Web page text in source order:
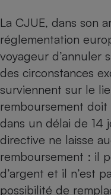
La CJUE, dans son
réglementation
voyageur d’annuler
des circonstances
surviennent sur le
remboursement doit
dans un délai de 14
directive ne laisse
remboursement : il
d’argent et il n’est
possibilité de